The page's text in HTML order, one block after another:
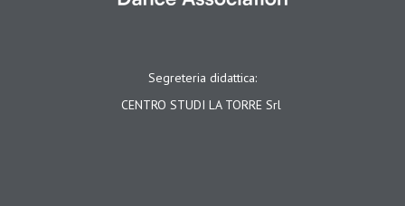
Segreteria didattica:
CENTRO STUDI LA TORRE Srl